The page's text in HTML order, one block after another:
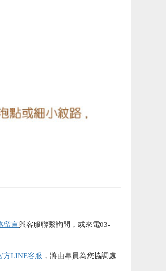
留言與客服聯繫詢問，或來電03-
方LINE客服 ，將由專員為您協調處